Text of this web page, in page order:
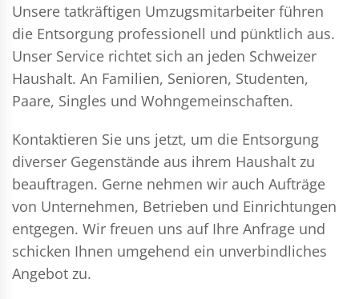
Unsere tatkräftigen Umzugsmitarbeiter führen
die Entsorgung professionell und pünktlich aus.
Unser Service richtet sich an jeden Schweizer
Haushalt. An Familien, Senioren, Studenten,
Paare, Singles und Wohngemeinschaften.
Kontaktieren Sie uns jetzt, um die Entsorgung
diverser Gegenstände aus ihrem Haushalt zu
beauftragen. Gerne nehmen wir auch Aufträge
von Unternehmen, Betrieben und Einrichtungen
entgegen. Wir freuen uns auf Ihre Anfrage und
schicken Ihnen umgehend ein unverbindliches
Angebot zu.